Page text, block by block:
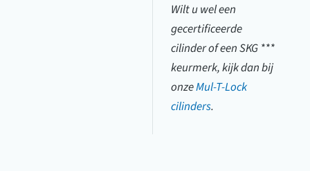
Wilt u wel een
gecertificeerde
cilinder of een SKG ***
keurmerk, kijk dan bij
onzeMul-T-Lock
cilinders.